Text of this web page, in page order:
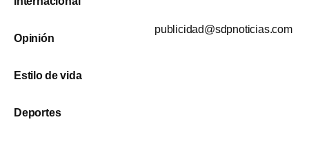
Opinión
Estilo de vida
Deportes
publicidad@sdpnoticias.com